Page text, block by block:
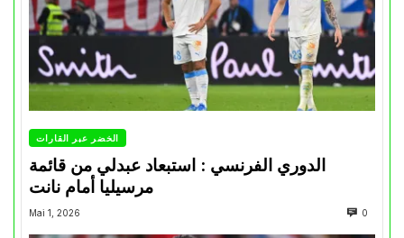
الخضر عبر القارات
الدوري الفرنسي : استبعاد عبدلي من قائمة
مرسيليا أمام نانت
Mai 1, 2026 0